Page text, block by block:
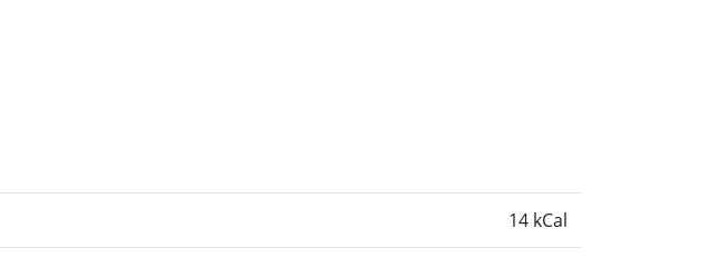
14 kCal